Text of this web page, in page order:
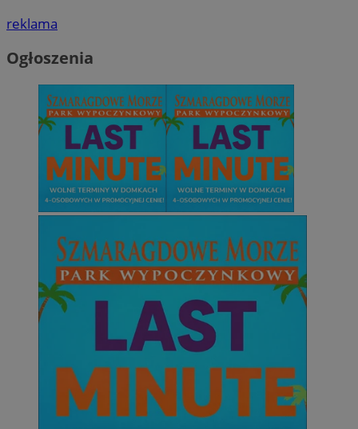
reklama
Ogłoszenia